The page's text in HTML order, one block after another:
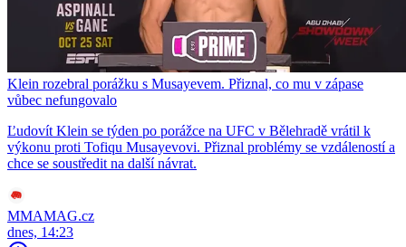
Klein rozebral porážku s Musayevem. Přiznal, co mu v zápase
vůbec nefungovalo
Ľudovít Klein se týden po porážce na UFC v Bělehradě vrátil k
výkonu proti Tofiqu Musayevovi. Přiznal problémy se vzdáleností a
chce se soustředit na další návrat.
MMAMAG.cz
dnes, 14:23